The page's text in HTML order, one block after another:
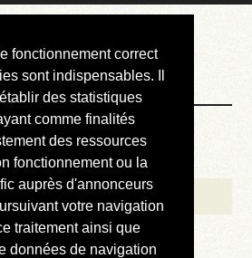
fonctionnement correct
sont indispensables. Il
des statistiques
comme finalités
des ressources
fonctionnement ou la
auprès d'annonceurs
votre navigation
traitement ainsi que
données de navigation
»